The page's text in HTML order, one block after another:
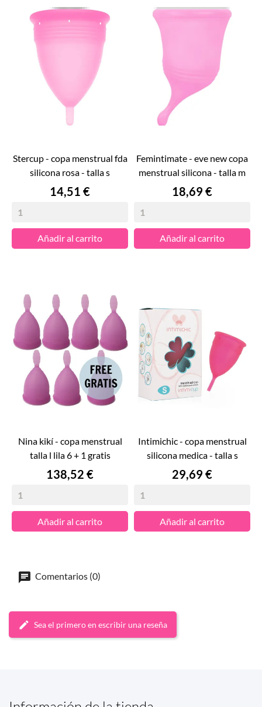
stercup - copa menstrual fda
silicona rosa - talla s
Precio
14,51 €
Añadir al carrito
femintimate - eve new copa
menstrual silicona - talla m
Precio
18,69 €
Añadir al carrito
nina kikí - copa menstrual
talla l lila 6 + 1 gratis
Precio
138,52 €
Añadir al carrito
intimichic - copa menstrual
silicona medica - talla s
Precio
29,69 €
Añadir al carrito
Comentarios (0)
Sea el primero en escribir una reseña